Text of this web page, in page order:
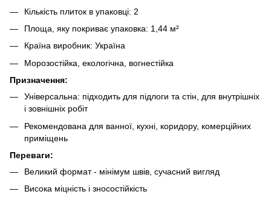
Кількість плиток в упаковці: 2
Площа, яку покриває упаковка: 1,44 м²
Країна виробник: Україна
Морозостійка, екологічна, вогнестійка
Призначення:
Універсальна: підходить для підлоги та стін, для внутрішніх
і зовнішніх робіт
Рекомендована для ванної, кухні, коридору, комерційних
приміщень
Переваги:
Великий формат - мінімум швів, сучасний вигляд
Висока міцність і зносостійкість